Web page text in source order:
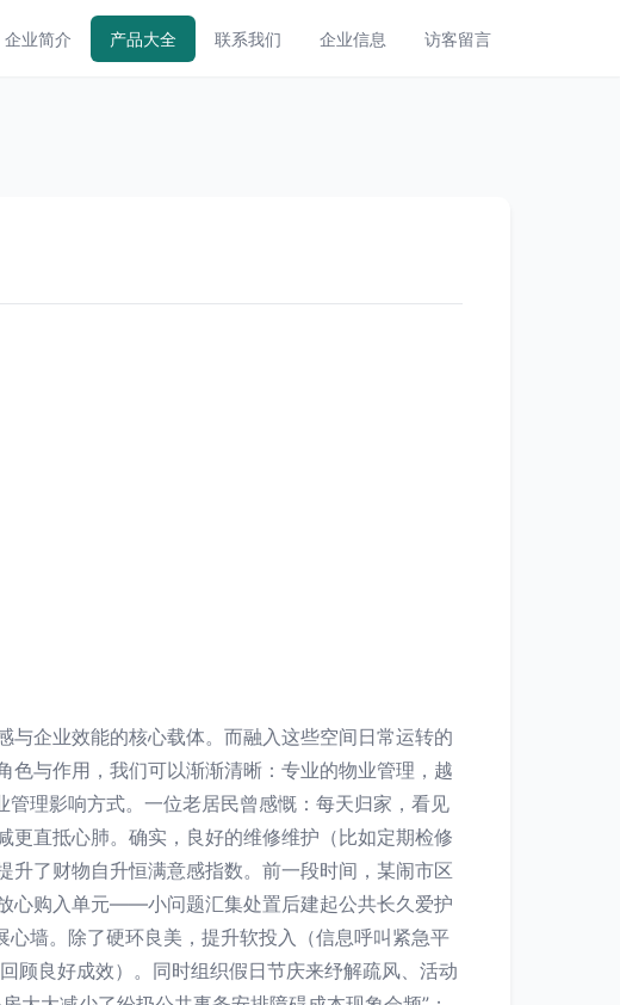
企业简介 产品大全 联系我们 企业信息 访客留言
企业效能的核心载体。而融入这些空间日常运转的
与作用，我们可以渐渐清晰：专业的物业管理，越
理影响方式。一位老居民曾感慨：每天归家，看见
直抵心肺。确实，良好的维修维护（比如定期检修
了财物自升恒满意感指数。前一段时间，某闹市区
心购入单元——小问题汇集处置后建起公共长久爱护
墙。除了硬环良美，提升软投入（信息呼叫紧急平
顾良好成效）。同时组织假日节庆来纾解疏风、活动